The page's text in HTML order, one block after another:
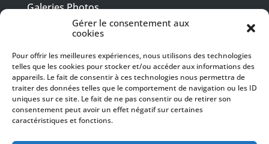
Gérer le consentement aux
cookies
Pour offrir les meilleures expériences, nous utilisons des technologies
telles que les cookies pour stocker et/ou accéder aux informations des
appareils. Le fait de consentir à ces technologies nous permettra de
traiter des données telles que le comportement de navigation ou les ID
uniques sur ce site. Le fait de ne pas consentir ou de retirer son
consentement peut avoir un effet négatif sur certaines
caractéristiques et fonctions.
Galeries Photos
Vidéothèque
Presse
Billetterie
Recrutement
Mentions légales
Politique de confidentialité